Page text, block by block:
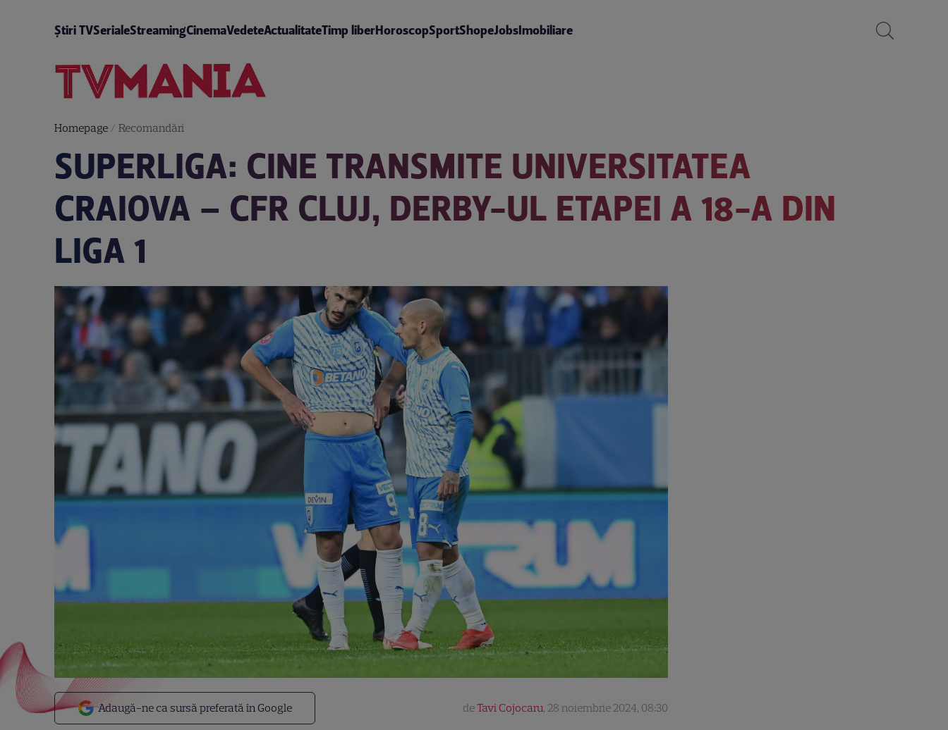
Știri TVSerialeStreamingCinemaVedeteActualitateTimp liberHoroscopSportShopeJobsImobiliare
Homepage/ Recomandări
SUPERLIGA: CINE TRANSMITE UNIVERSITATEA
CRAIOVA – CFR CLUJ, DERBY-UL ETAPEI A 18-A DIN
LIGA 1
Adaugă-ne ca sursă preferată în Google deTavi Cojocaru, 28 noiembrie 2024, 08:30